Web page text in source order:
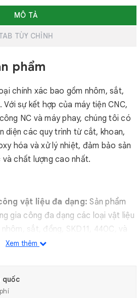
MÔ TẢ
TÙY CHỈNH
phẩm
chính xác bao gồm nhôm, sắt,
Với sự kết hợp của máy tiện CNC,
NC và máy phay, chúng tôi có
diện các quy trình từ cắt, khoan,
hóa và xử lý nhiệt, đảm bảo sản
chất lượng cao nhất.
vật liệu đa dạng: Sản phẩm
gia công đa dạng các loại vật liệu
sắt, đồng, SKD11, 440C, và
tôi được trang bị hệ thống máy
tạp. Các khả năng xử lý bao
Xem thêm
quốc